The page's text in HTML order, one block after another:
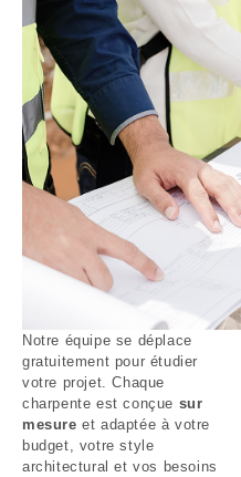
Notre équipe se déplace
gratuitement pour étudier
votre projet. Chaque
charpente est conçue sur
mesure et adaptée à votre
budget, votre style
architectural et vos besoins